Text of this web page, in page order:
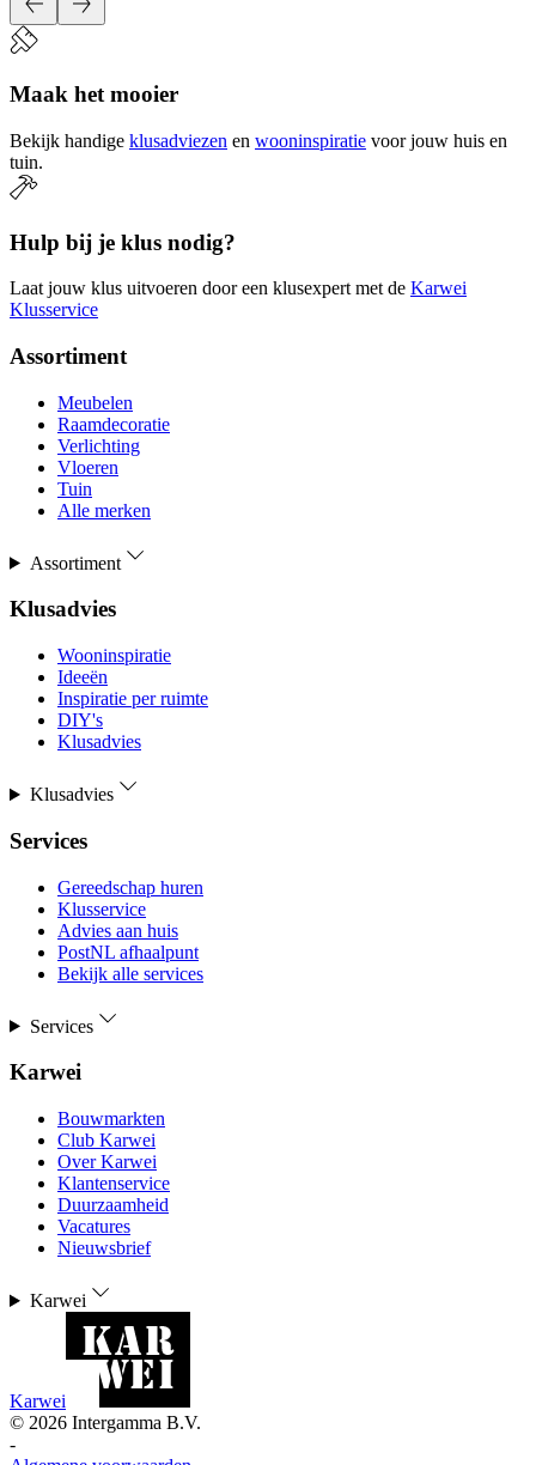
Maak het mooier
Bekijk handige klusadviezen en wooninspiratie voor jouw huis en
tuin.
Hulp bij je klus nodig?
Laat jouw klus uitvoeren door een klusexpert met de Karwei
Klusservice
Assortiment
Meubelen
Raamdecoratie
Verlichting
Vloeren
Tuin
Alle merken
Assortiment
Klusadvies
Wooninspiratie
Ideeën
Inspiratie per ruimte
DIY's
Klusadvies
Klusadvies
Services
Gereedschap huren
Klusservice
Advies aan huis
PostNL afhaalpunt
Bekijk alle services
Services
Karwei
Bouwmarkten
Club Karwei
Over Karwei
Klantenservice
Duurzaamheid
Vacatures
Nieuwsbrief
Karwei
Karwei
© 2026 Intergamma B.V.
-